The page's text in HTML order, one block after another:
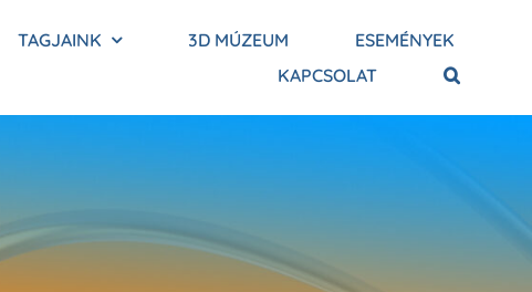
TAGJAINK 3D MÚZEUM
ESEMÉNYEK
KAPCSOLAT